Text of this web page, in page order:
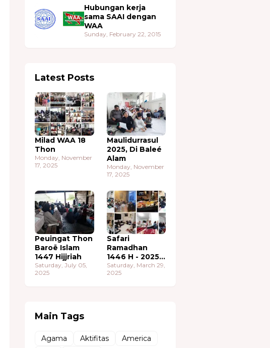
Hubungan kerja
sama SAAI dengan
WAA
Sunday, February 22, 2015
Latest Posts
Milad WAA 18
Thon
Monday, November
17, 2025
Maulidurrasul
2025, Di Baleé
Alam
Monday, November
17, 2025
Peuingat Thon
Baroë Islam
1447 Hijjriah
Saturday, July 05,
2025
Safari
Ramadhan
1446 H - 2025
M
Saturday, March 29,
2025
Main Tags
Agama Aktifitas
America